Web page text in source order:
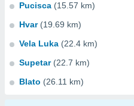
Pucisca (15.57 km)
Hvar (19.69 km)
Vela Luka (22.4 km)
Supetar (22.7 km)
Blato (26.11 km)